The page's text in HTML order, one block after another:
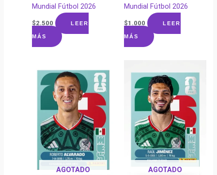
Mundial Fútbol 2026
$2.500 LEER
MÁS
Mundial Fútbol 2026
$1.000 LEER
MÁS
AGOTADO AGOTADO